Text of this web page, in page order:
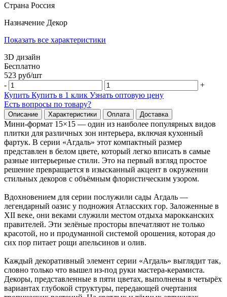
Страна Россия
Назначение Декор
Показать все характеристики
3D дизайн
Бесплатно
523 руб/шт
-
+
Купить Купить в 1 клик Узнать оптовую цену
Есть вопросы по товару?
Описание Характеристики Оплата Доставка
Мини-формат 15×15 — один из наиболее популярных видов
плитки для различных зон интерьера, включая кухонный
фартук. В серии «Агдаль» этот компактный размер
представлен в белом цвете, который легко вписать в самые
разные интерьерные стили. Это на первый взгляд простое
решение превращается в изысканный акцент в окружении
стильных декоров с объёмным флористическим узором.
Вдохновением для серии послужили сады Агдаль —
легендарный оазис у подножия Атласских гор. Заложенные в
XII веке, они веками служили местом отдыха марокканских
правителей. Эти зелёные просторы впечатляют не только
красотой, но и продуманной системой орошения, которая до
сих пор питает рощи апельсинов и олив.
Каждый декоративный элемент серии «Агдаль» выглядит так,
словно только что вышел из-под руки мастера-керамиста.
Декоры, представленные в пяти цветах, выполнены в четырёх
вариантах глубокой структуры, передающей очертания